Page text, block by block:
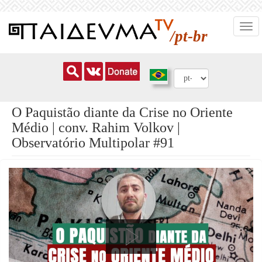
para
/pt-br
O Paquistão diante da Crise no Oriente
Médio | conv. Rahim Volkov |
Observatório Multipolar #91